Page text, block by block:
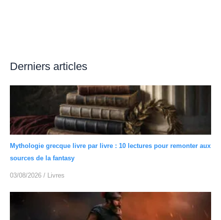
Derniers articles
Mythologie grecque livre par livre : 10 lectures pour remonter aux
sources de la fantasy
03/08/2026 / Livres